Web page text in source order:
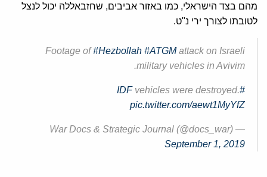
מהם בצד הישראלי, כמו באזור אביבים, שחזבאללה יכול לנצל
לטובתו לצורך ירי נ"ט.
Footage of#Hezbollah #ATGMattack on Israeli
military vehicles in Avivim.
#IDF
vehicles were destroyed.
pic.twitter.com/aewt1MyYfZ
— War Docs & Strategic Journal (@docs_war)
September 1, 2019